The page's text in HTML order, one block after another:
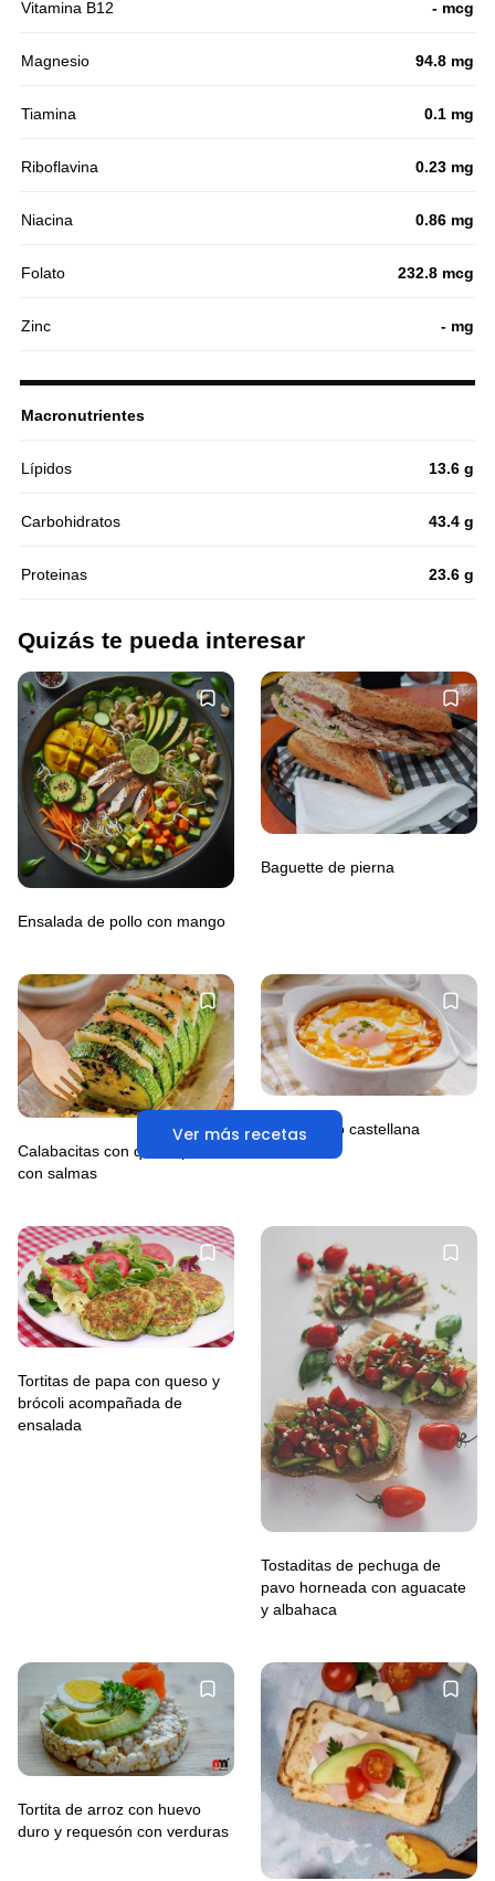
Vitamina B12 - mcg
Magnesio 94.8 mg
Tiamina 0.1 mg
Riboflavina 0.23 mg
Niacina 0.86 mg
Folato 232.8 mcg
Zinc - mg
Macronutrientes
Lípidos 13.6 g
Carbohidratos 43.4 g
Proteinas 23.6 g
Quizás te pueda interesar
Ver más recetas
Ensalada de pollo con mango
Baguette de pierna
Calabacitas con queso panela
con salmas
Sopa de ajo castellana
Tortitas de papa con queso y
brócoli acompañada de
ensalada
Tostaditas de pechuga de
pavo horneada con aguacate
y albahaca
Tortita de arroz con huevo
duro y requesón con verduras